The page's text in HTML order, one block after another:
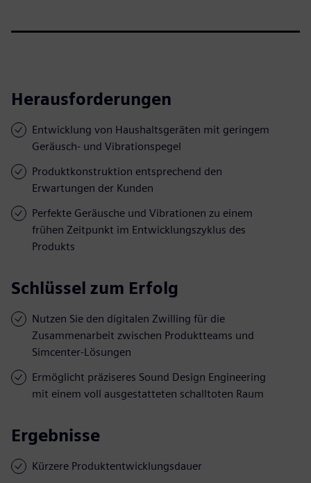
Herausforderungen
Entwicklung von Haushaltsgeräten mit geringem
Geräusch- und Vibrationspegel
Produktkonstruktion entsprechend den
Erwartungen der Kunden
Perfekte Geräusche und Vibrationen zu einem
frühen Zeitpunkt im Entwicklungszyklus des
Produkts
Schlüssel zum Erfolg
Nutzen Sie den digitalen Zwilling für die
Zusammenarbeit zwischen Produktteams und
Simcenter-Lösungen
Ermöglicht präziseres Sound Design Engineering
mit einem voll ausgestatteten schalltoten Raum
Ergebnisse
Kürzere Produktentwicklungsdauer